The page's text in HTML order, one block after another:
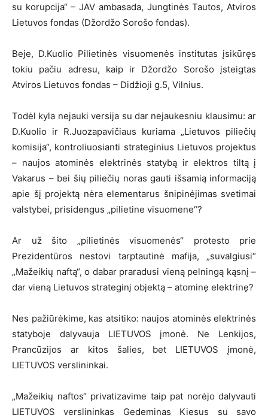
su korupcija“ – JAV ambasada, Jungtinės Tautos, Atviros
Lietuvos fondas (Džordžo Sorošo fondas).
Beje, D.Kuolio Pilietinės visuomenės institutas įsikūręs
tokiu pačiu adresu, kaip ir Džordžo Sorošo įsteigtas
Atviros Lietuvos fondas – Didžioji g.5, Vilnius.
Todėl kyla nejauki versija su dar nejaukesniu klausimu: ar
D.Kuolio ir R.Juozapavičiaus kuriama „Lietuvos piliečių
komisija“, kontroliuosianti strateginius Lietuvos projektus
– naujos atominės elektrinės statybą ir elektros tiltą į
Vakarus – bei šių piliečių noras gauti išsamią informaciją
apie šį projektą nėra elementarus šnipinėjimas svetimai
valstybei, prisidengus „pilietine visuomene“?
Ar už šito „pilietinės visuomenės“ protesto prie
Prezidentūros nestovi tarptautinė mafija, „suvalgiusi“
„Mažeikių naftą“, o dabar praradusi vieną pelningą kąsnį –
dar vieną Lietuvos strateginį objektą – atominę elektrinę?
Nes pažiūrėkime, kas atsitiko: naujos atominės elektrinės
statyboje dalyvauja LIETUVOS įmonė. Ne Lenkijos,
Prancūzijos ar kitos šalies, bet LIETUVOS įmonė,
LIETUVOS verslininkai.
„Mažeikių naftos“ privatizavime taip pat norėjo dalyvauti
LIETUVOS verslininkas Gedeminas Kiesus su savo